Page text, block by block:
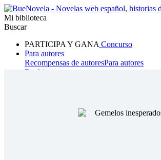
Mi biblioteca
Buscar
PARTICIPA Y GANA Concurso
Para autores
Recompensas de autoresPara autores
Ranking
Hombre lobo Mafia Sistema